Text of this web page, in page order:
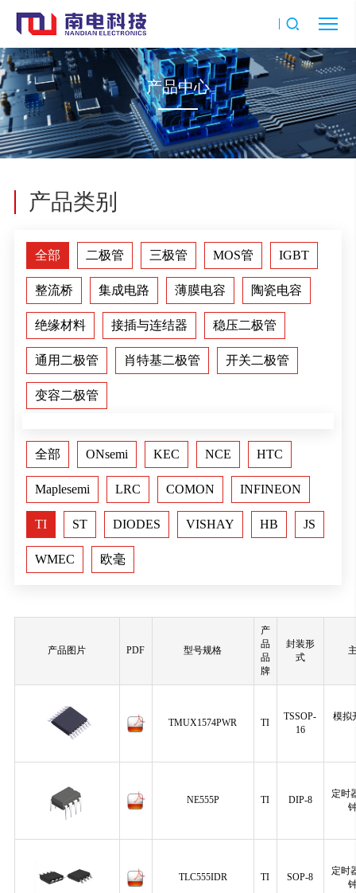
产品中心
产品类别
全部 二极管 三极管 MOS管 IGBT
整流桥 集成电路 薄膜电容 陶瓷电容
绝缘材料 接插与连结器 稳压二极管
通用二极管 肖特基二极管 开关二极管
变容二极管
全部 ONsemi KEC NCE HTC
Maplesemi LRC COMON INFINEON
TI ST DIODES VISHAY HB JS
WMEC 欧毫
产品图片 PDF 型号规格
产
品
品
牌
封装形
式
TMUX1574PWR TI
TSSOP-
16
模拟
NE555P TI DIP-8
定时
TLC555IDR TI SOP-8
定时